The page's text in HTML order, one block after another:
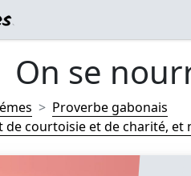
On se
Proverbe gabonais
de courtoisie et de charité, et